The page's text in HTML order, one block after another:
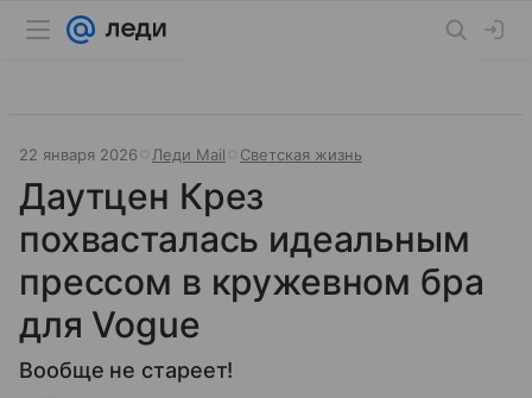
22 января 2026 Леди Mail Светская жизнь
Даутцен Крез
похвасталась идеальным
прессом в кружевном бра
для Vogue
Вообще не стареет!